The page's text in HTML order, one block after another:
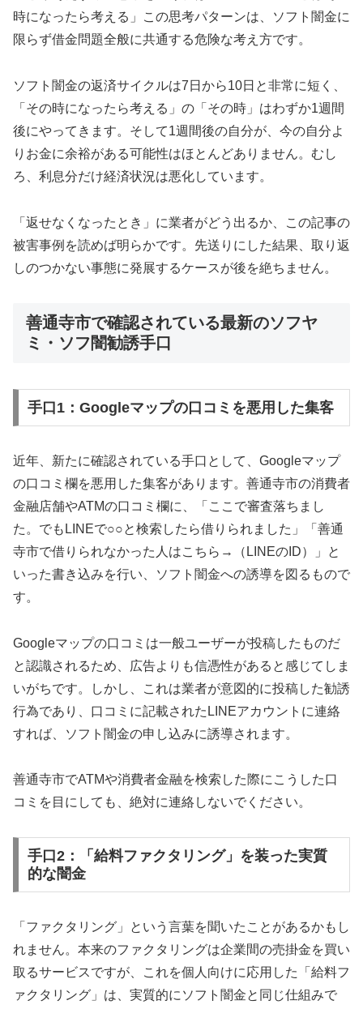
時になったら考える」この思考パターンは、ソフト闇金に
限らず借金問題全般に共通する危険な考え方です。
ソフト闇金の返済サイクルは7日から10日と非常に短く、
「その時になったら考える」の「その時」はわずか1週間
後にやってきます。そして1週間後の自分が、今の自分よ
りお金に余裕がある可能性はほとんどありません。むし
ろ、利息分だけ経済状況は悪化しています。
「返せなくなったとき」に業者がどう出るか、この記事の
被害事例を読めば明らかです。先送りにした結果、取り返
しのつかない事態に発展するケースが後を絶ちません。
善通寺市で確認されている最新のソフヤ
ミ・ソフ闇勧誘手口
手口1：Googleマップの口コミを悪用した集客
近年、新たに確認されている手口として、Googleマップ
の口コミ欄を悪用した集客があります。善通寺市の消費者
金融店舗やATMの口コミ欄に、「ここで審査落ちまし
た。でもLINEで○○と検索したら借りられました」「善通
寺市で借りられなかった人はこちら→（LINEのID）」と
いった書き込みを行い、ソフト闇金への誘導を図るもので
す。
Googleマップの口コミは一般ユーザーが投稿したものだ
と認識されるため、広告よりも信憑性があると感じてしま
いがちです。しかし、これは業者が意図的に投稿した勧誘
行為であり、口コミに記載されたLINEアカウントに連絡
すれば、ソフト闇金の申し込みに誘導されます。
善通寺市でATMや消費者金融を検索した際にこうした口
コミを目にしても、絶対に連絡しないでください。
手口2：「給料ファクタリング」を装った実質
的な闇金
「ファクタリング」という言葉を聞いたことがあるかもし
れません。本来のファクタリングは企業間の売掛金を買い
取るサービスですが、これを個人向けに応用した「給料フ
ァクタリング」は、実質的にソフト闇金と同じ仕組みで